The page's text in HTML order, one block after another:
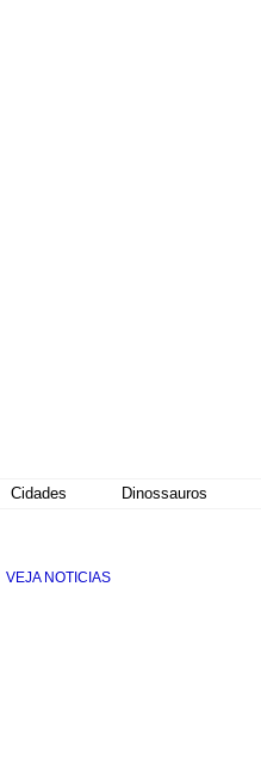
Cidades Dinossauros
VEJA NOTICIAS